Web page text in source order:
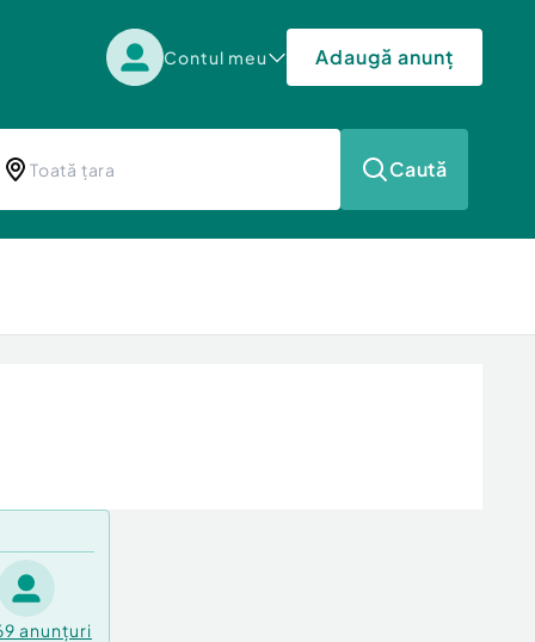
Contul meu Adaugă anunț
Caută
anunțuri